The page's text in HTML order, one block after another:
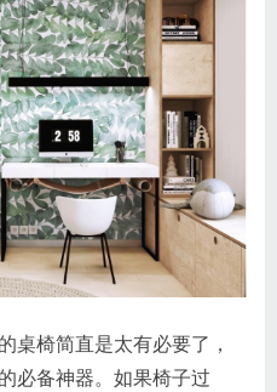
椅简直是太有必要了，
必备神器。如果椅子过